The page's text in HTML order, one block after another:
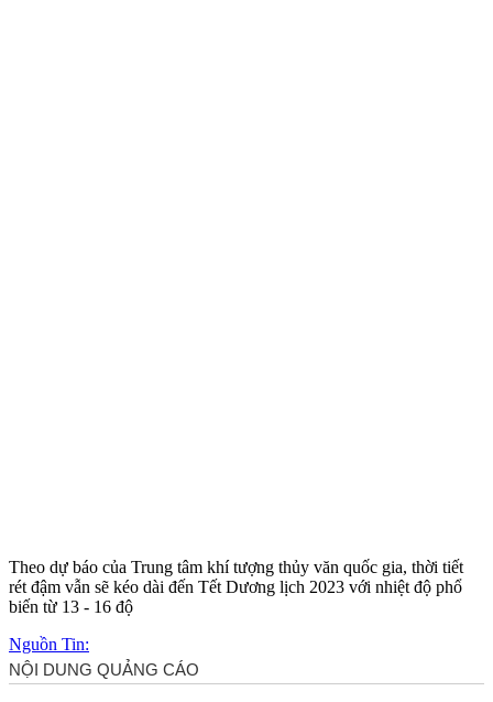
Theo dự báo của Trung tâm khí tượng thủy văn quốc gia, thời tiết
rét đậm vẫn sẽ kéo dài đến Tết Dương lịch 2023 với nhiệt độ phổ
biến từ 13 - 16 độ
Nguồn Tin: